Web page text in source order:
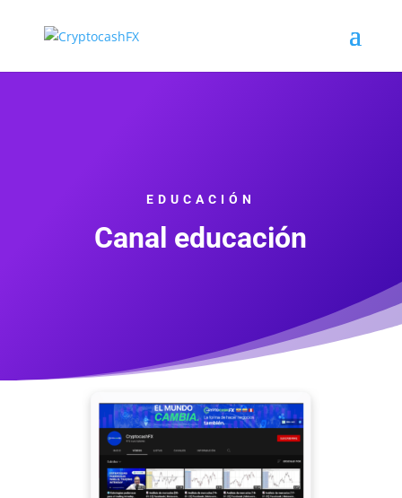
EDUCACIÓN
Canal educación